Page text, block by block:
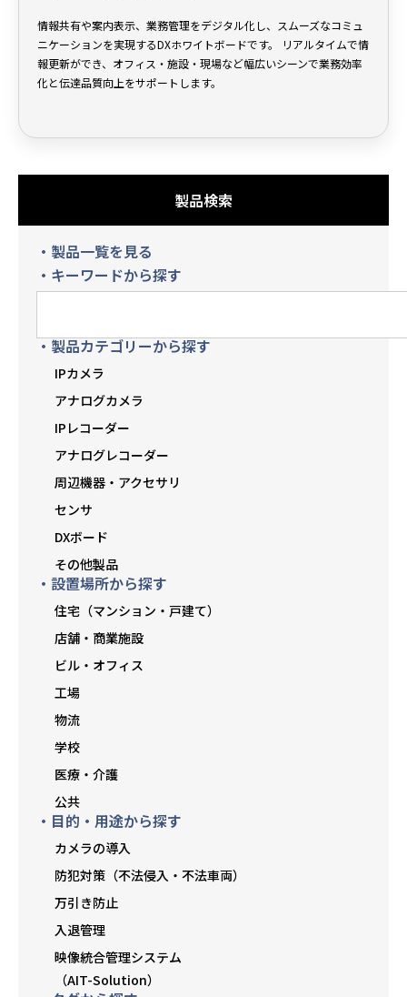
情報共有や案内表示、業務管理をデジタル化し、スムーズなコミュ
ニケーションを実現するDXホワイトボードです。 リアルタイムで情
報更新ができ、オフィス・施設・現場など幅広いシーンで業務効率
化と伝達品質向上をサポートします。
製品検索
・製品一覧を見る
・キーワードから探す
・製品カテゴリーから探す
IPカメラ
アナログカメラ
IPレコーダー
アナログレコーダー
周辺機器・アクセサリ
センサ
DXボード
その他製品
・設置場所から探す
住宅（マンション・戸建て）
店舗・商業施設
ビル・オフィス
工場
物流
学校
医療・介護
公共
・目的・用途から探す
カメラの導入
防犯対策（不法侵入・不法車両）
万引き防止
入退管理
映像統合管理システム
（AIT-Solution）